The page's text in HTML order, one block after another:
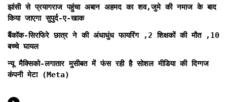
झांसी से प्रयागराज पहुंचा अबान अहमद का शव,जुमे की नमाज के बाद
किया जाएगा सुपुर्द-ए-खाक
बैंकॉक-सिरफिरे छात्र ने की अंधाधुंध फायरिंग ,2 शिक्षकों की मौत ,10
बच्चे घायल
न्यू मैक्सिको-लगातार मुसीबत में फंस रही है सोशल मीडिया की दिग्गज
कंपनी मेटा (Meta)